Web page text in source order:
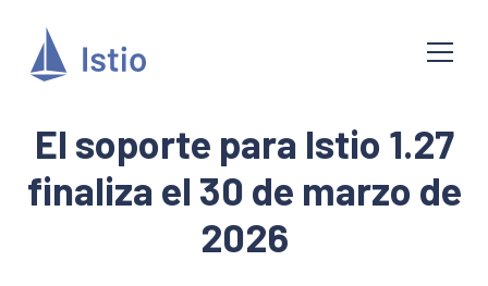
El soporte para Istio 1.27
finaliza el 30 de marzo de
2026